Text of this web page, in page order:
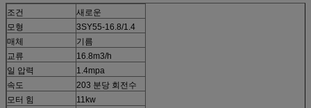
조건
새로운
모형
3SY55-16.8/1.4
매체
기름
교류
16.8m3/h
일 압력
1.4mpa
속도
203 분당 회전수
모터 힘
11kw